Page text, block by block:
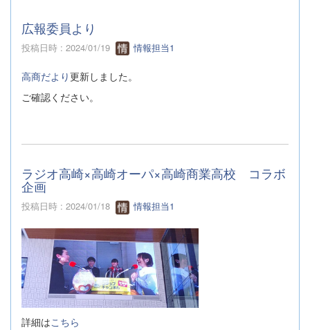
広報委員より
投稿日時 : 2024/01/19 情報担当1
高商だより更新しました。
ご確認ください。
ラジオ高崎×高崎オーパ×高崎商業高校 コラボ
企画
投稿日時 : 2024/01/18 情報担当1
詳細はこちら